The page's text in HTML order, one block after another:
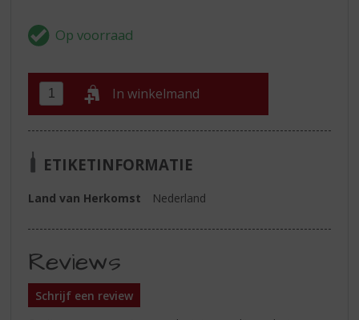
In winkelmand
ETIKETINFORMATIE
Land van Herkomst Nederland
Reviews
Schrijf een review